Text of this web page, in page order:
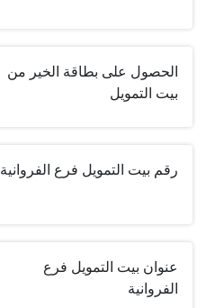
الحصول على بطاقة الخير من
بيت التمويل
رقم بيت التمويل فرع الفروانية
عنوان بيت التمويل فرع
الفروانية